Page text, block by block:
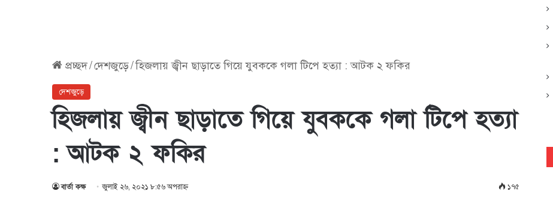
প্রচ্ছদ/দেশজুড়ে/হিজলায় জ্বী‌ন ছাড়া‌তে গি‌য়ে যুবক‌কে গলা টি‌পে হত‌্যা : আটক ২ ফকির
দেশজুড়ে
হিজলায় জ্বী‌ন ছাড়া‌তে গি‌য়ে যুবক‌কে গলা টি‌পে হত‌্যা
: আটক ২ ফকির
বার্তা কক্ষ জুলাই ২৬, ২০২১ ৮:৫৬ অপরাহ্ণ ১৭৫